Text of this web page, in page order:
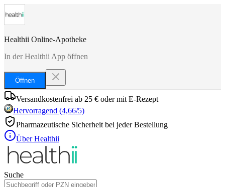
Healthii Online-Apotheke
In der Healthii App öffnen
Öffnen
Versandkostenfrei ab 25 € oder mit E-Rezept
Hervorragend (4,66/5)
Pharmazeutische Sicherheit bei jeder Bestellung
Über Healthii
Suche